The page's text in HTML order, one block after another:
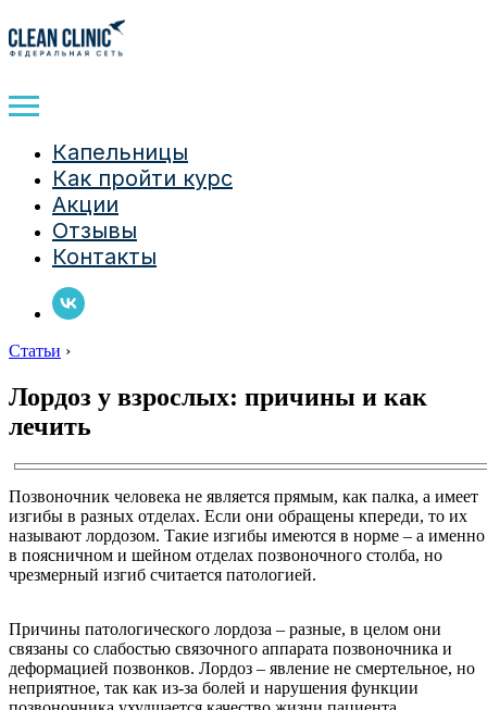
Капельницы
Как пройти курс
Акции
Отзывы
Контакты
Статьи ›
Лордоз у взрослых: причины и как
лечить
Позвоночник человека не является прямым, как палка, а имеет
изгибы в разных отделах. Если они обращены кпереди, то их
называют лордозом. Такие изгибы имеются в норме – а именно
в поясничном и шейном отделах позвоночного столба, но
чрезмерный изгиб считается патологией.
Причины патологического лордоза – разные, в целом они
связаны со слабостью связочного аппарата позвоночника и
деформацией позвонков. Лордоз – явление не смертельное, но
неприятное, так как из-за болей и нарушения функции